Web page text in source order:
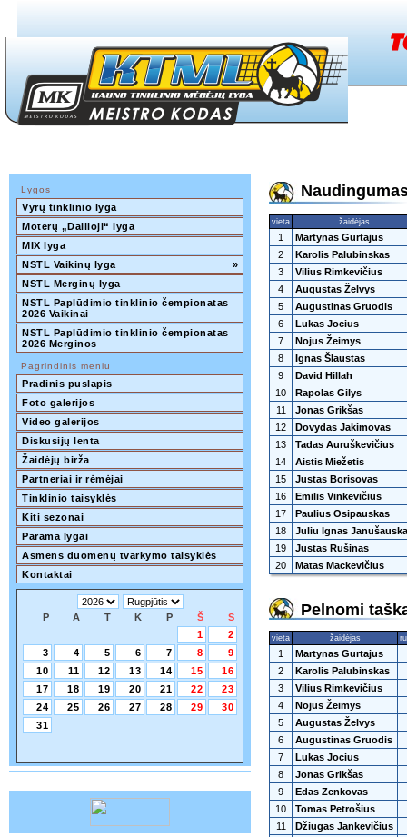
Lygos
Vyrų tinklinio lyga
Moterų „Dailioji“ lyga
MIX lyga
NSTL Vaikinų lyga
»
NSTL Merginų lyga
NSTL Paplūdimio tinklinio čempionatas
2026 Vaikinai
NSTL Paplūdimio tinklinio čempionatas
2026 Merginos
Pagrindinis meniu
Pradinis puslapis
Foto galerijos
Video galerijos
Diskusijų lenta
Žaidėjų birža
Partneriai ir rėmėjai
Tinklinio taisyklės
Kiti sezonai
Parama lygai
Asmens duomenų tvarkymo taisyklės
Kontaktai
P A T K P Š
S
1
2
3
4 5 6 7 8
9
10
11 12 13 14 15
16
17
18 19 20 21 22
23
24
25 26 27 28 29
30
31
vieta žaidėjas
1
Martynas Gurtajus
2
Karolis Palubinskas
3
Vilius Rimkevičius
4
Augustas Želvys
5
Augustinas Gruodis
6
Lukas Jocius
7
Nojus Žeimys
8
Ignas Šlaustas
9
David Hillah
10
Rapolas Gilys
11
Jonas Grikšas
12
Dovydas Jakimovas
13
Tadas Auruškevičius
14
Aistis Miežetis
15
Justas Borisovas
16
Emilis Vinkevičius
17
Paulius Osipauskas
18
Juliu Ignas
19
Justas Rušinas
20
Matas Mackevičius
Pelnomi
vieta žaidėjas
1
Martynas Gurtajus
2
Karolis Palubinskas
3
Vilius Rimkevičius
4
Nojus Žeimys
5
Augustas Želvys
6
Augustinas Gruodis
7
Lukas Jocius
8
Jonas Grikšas
9
Edas Zenkovas
10
Tomas Petrošius
11
Džiugas Jankevičius